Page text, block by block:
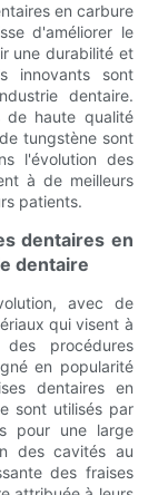
en carbure
d'améliorer le
une durabilité et
innovants sont
dentaire.
de haute qualité
tungstène sont
l'évolution des
à de meilleurs
patients.
dentaires en
dentaire
avec de
qui visent à
procédures
en popularité
dentaires en
sont utilisés par
pour une large
des cavités au
des fraises